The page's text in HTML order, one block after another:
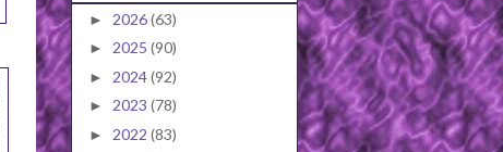
► 2026(63)
► 2025 (90)
► 2024(92)
► 2023 (78)
► 2022 (83)